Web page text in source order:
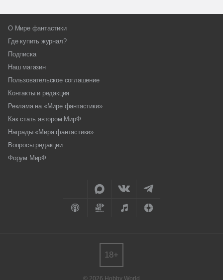
О Мире фантастики
Где купить журнал?
Подписка
Наш магазин
Пользовательское соглашение
Контакты и редакция
Реклама на «Мире фантастики»
Как стать автором МирФ
Награды «Мира фантастики»
Вопросы редакции
Форум МирФ
© 2026 Hobby World
18+